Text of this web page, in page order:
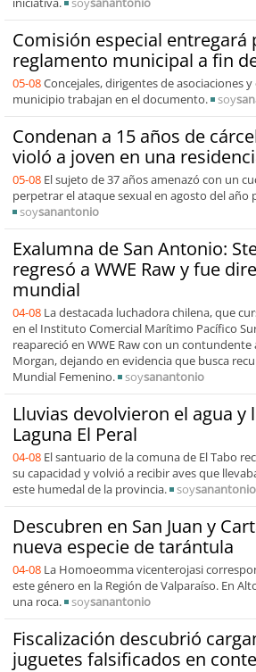
Comisión especial entregará
reglamento municipal a fin
05-08Concejales, dirigentes de asociaciones
municipio trabajan en el documento.
soy
Condenan a 15 años de
violó a joven en una
05-08 El sujeto de 37 años amenazó con un
perpetrar el ataque sexual en agosto del año
soysanantonio
Exalumna de San Antonio:
regresó a WWE Raw y fue
mundial
04-08 La destacada luchadora chilena, que
en el Instituto Comercial Marítimo Pacífico
reapareció en WWE Raw con un
Morgan, dejando en evidencia que busca
Mundial Femenino.
soysanantonio
Lluvias devolvieron el agua y
Laguna El Peral
04-08 El santuario de la comuna de El Tabo
su capacidad y volvió a recibir aves que
este humedal de la provincia.
soysanantonio
Descubren en San Juan y
nueva especie de tarántula
04-08 La Homoeomma vicenterojasi
este género en la Región de Valparaíso. En
una roca.
soysanantonio
Fiscalización descubrió
juguetes falsificados en